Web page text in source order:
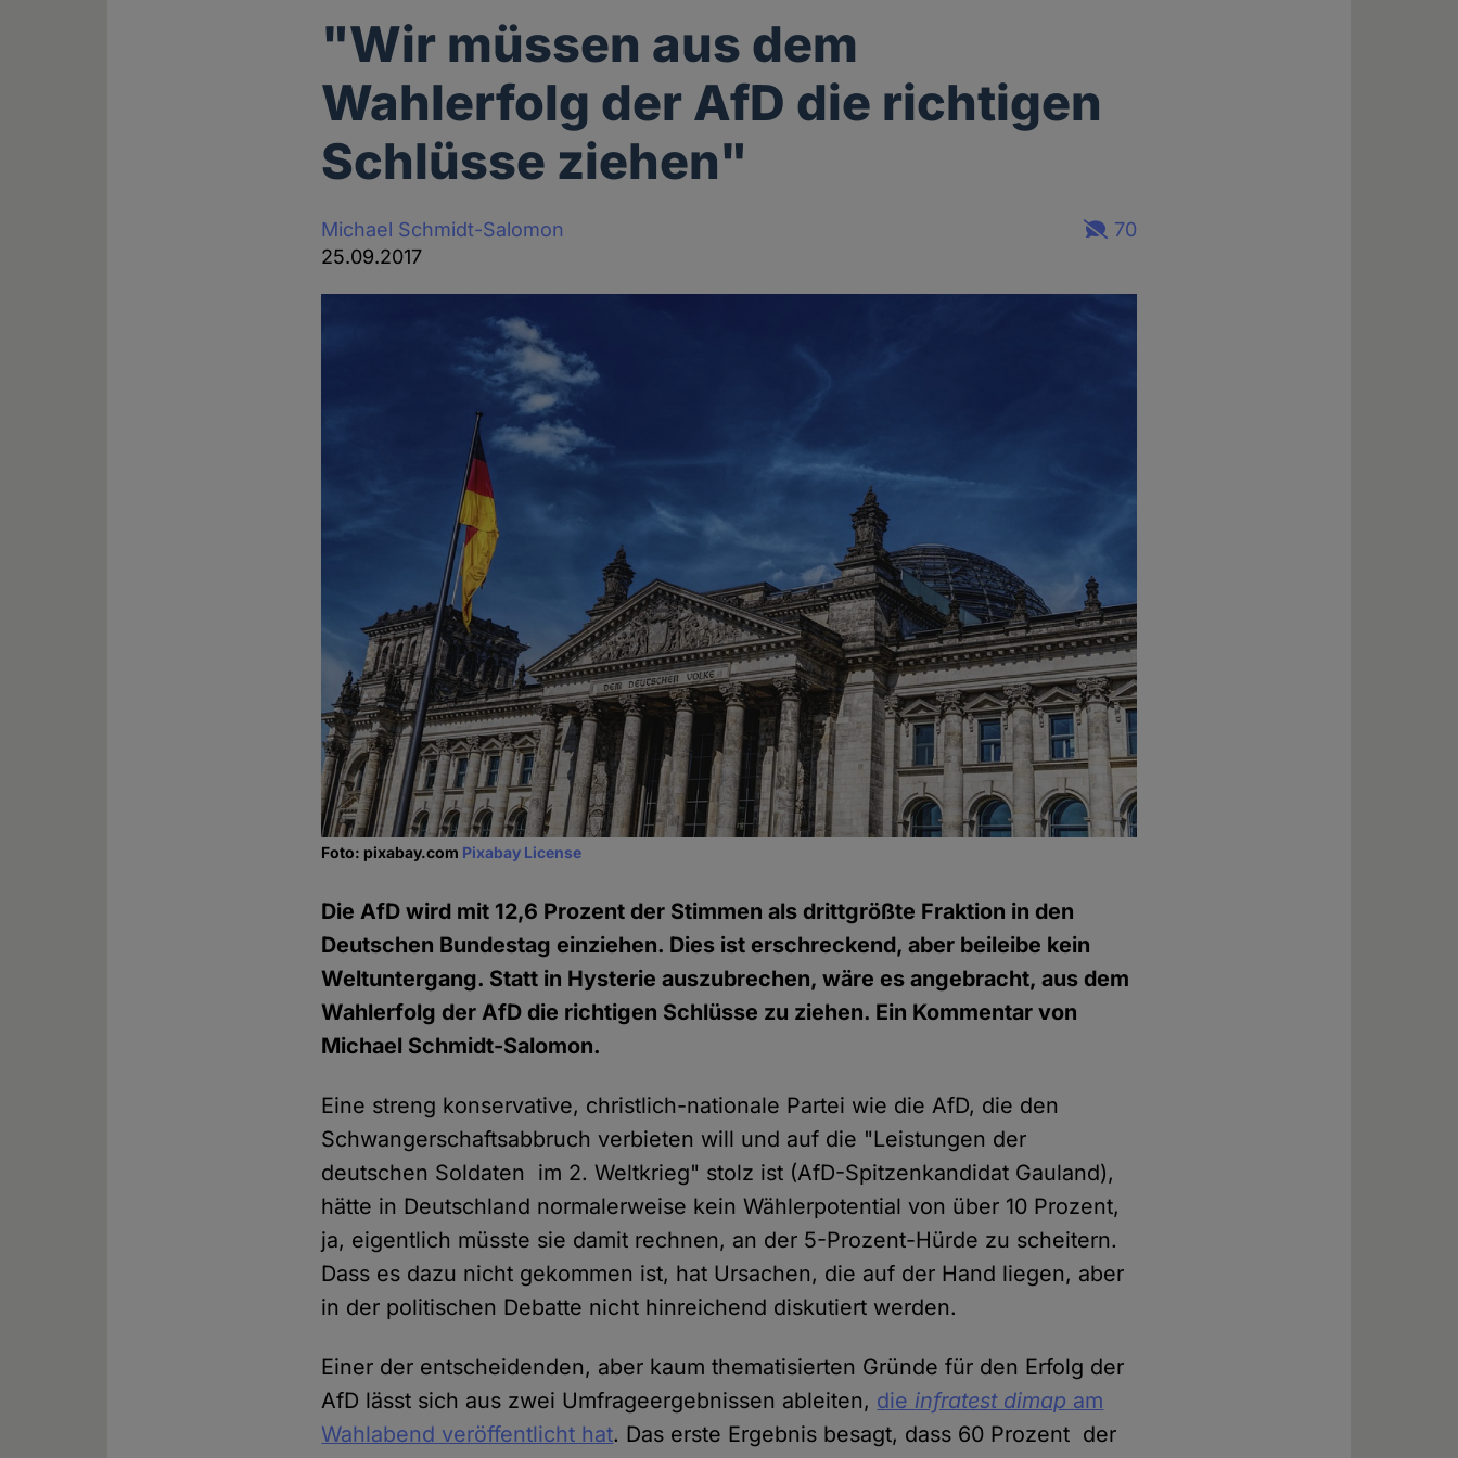
"Wir müssen aus dem
Wahlerfolg der AfD die richtigen
Schlüsse ziehen"
Michael Schmidt-Salomon
25.09.2017
70
Foto: pixabay.com Pixabay License
Die AfD wird mit 12,6 Prozent der Stimmen als drittgrößte Fraktion in den
Deutschen Bundestag einziehen. Dies ist erschreckend, aber beileibe kein
Weltuntergang. Statt in Hysterie auszubrechen, wäre es angebracht, aus dem
Wahlerfolg der AfD die richtigen Schlüsse zu ziehen. Ein Kommentar von
Michael Schmidt-Salomon.
Eine streng konservative, christlich-nationale Partei wie die AfD, die den
Schwangerschaftsabbruch verbieten will und auf die "Leistungen der
deutschen Soldaten im 2. Weltkrieg" stolz ist (AfD-Spitzenkandidat Gauland),
hätte in Deutschland normalerweise kein Wählerpotential von über 10 Prozent,
ja, eigentlich müsste sie damit rechnen, an der 5-Prozent-Hürde zu scheitern.
Dass es dazu nicht gekommen ist, hat Ursachen, die auf der Hand liegen, aber
in der politischen Debatte nicht hinreichend diskutiert werden.
Einer der entscheidenden, aber kaum thematisierten Gründe für den Erfolg der
AfD lässt sich aus zwei Umfrageergebnissen ableiten, die infratest dimap am
Wahlabend veröffentlicht hat. Das erste Ergebnis besagt, dass 60 Prozent der